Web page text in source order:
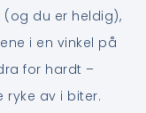
du er heldig),
i en vinkel på
for hardt –
ryke av i biter.